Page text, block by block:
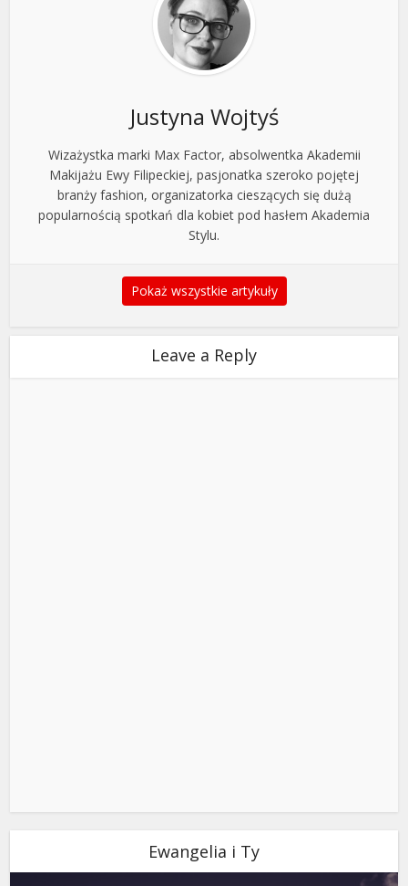
Justyna Wojtyś
Wizażystka marki Max Factor, absolwentka Akademii
Makijażu Ewy Filipeckiej, pasjonatka szeroko pojętej
branży fashion, organizatorka cieszących się dużą
popularnością spotkań dla kobiet pod hasłem Akademia
Stylu.
Pokaż wszystkie artykuły
Leave a Reply
Ewangelia i Ty